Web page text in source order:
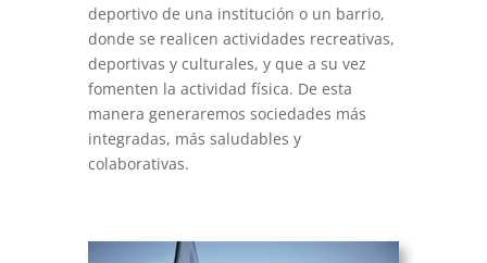
deportivo de una institución o un barrio,
donde se realicen actividades recreativas,
deportivas y culturales, y que a su vez
fomenten la actividad física. De esta
manera generaremos sociedades más
integradas, más saludables y
colaborativas.